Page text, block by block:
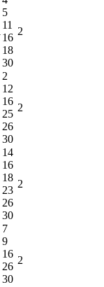
5
11
16
18
30
2
2
12
16
25
26
30
2
14
16
18
23
26
30
2
7
9
16
26
30
2